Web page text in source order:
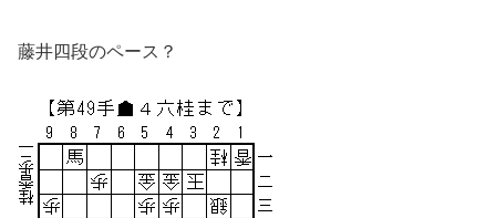
藤井四段のペース？